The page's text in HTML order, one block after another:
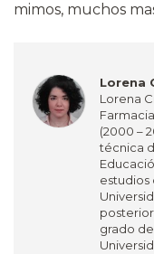
mimos, muchos
Lorena
Lorena
(2000 –
técnica
estudios
grado